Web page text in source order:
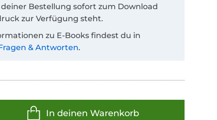
Bestellung sofort zum Download
zur Verfügung steht.
zu E-Books findest du in
& Antworten.
In deinen Warenkorb